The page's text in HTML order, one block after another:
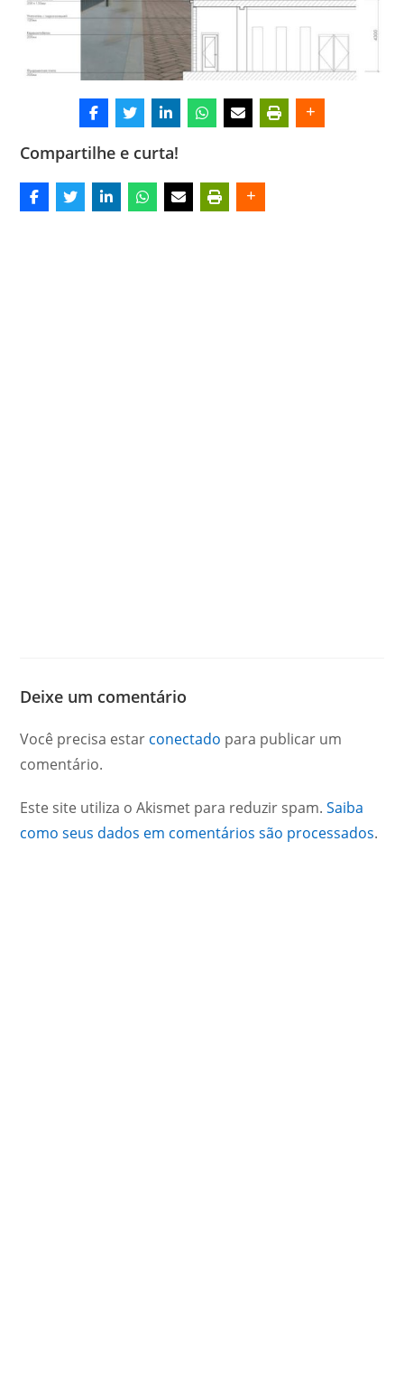
Compartilhe e curta!
Deixe um comentário
Você precisa estar conectado para publicar um
comentário.
Este site utiliza o Akismet para reduzir spam.Saiba
como seus dados em comentários são processados.